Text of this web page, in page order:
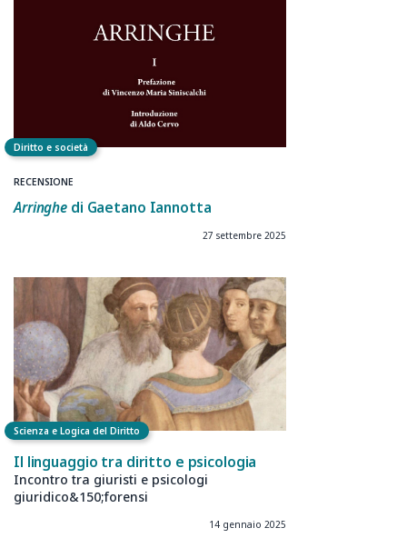
Diritto e società
RECENSIONE
Arringhe di Gaetano Iannotta
27 settembre 2025
Scienza e Logica del Diritto
Il linguaggio tra diritto e psicologia
Incontro tra giuristi e psicologi
giuridico&150;forensi
14 gennaio 2025